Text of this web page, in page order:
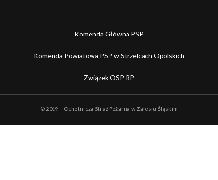
Komenda Główna PSP
Komenda Powiatowa PSP w Strzelcach Opolskich
Związek OSP RP
© 2019 – Ochotnicza Straż Pożarna w Zalesiu Śląskim